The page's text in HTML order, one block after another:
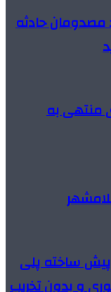
مصدومان حادثه
منتهی به
پیش ساخته پلی
و بدون تخریب